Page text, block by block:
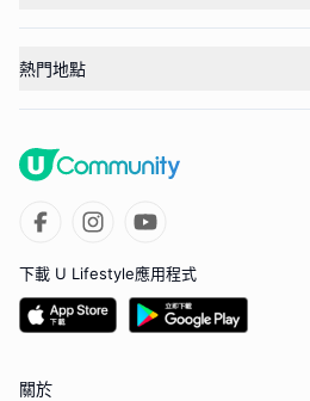
熱門地點
下載 U Lifestyle應用程式
關於